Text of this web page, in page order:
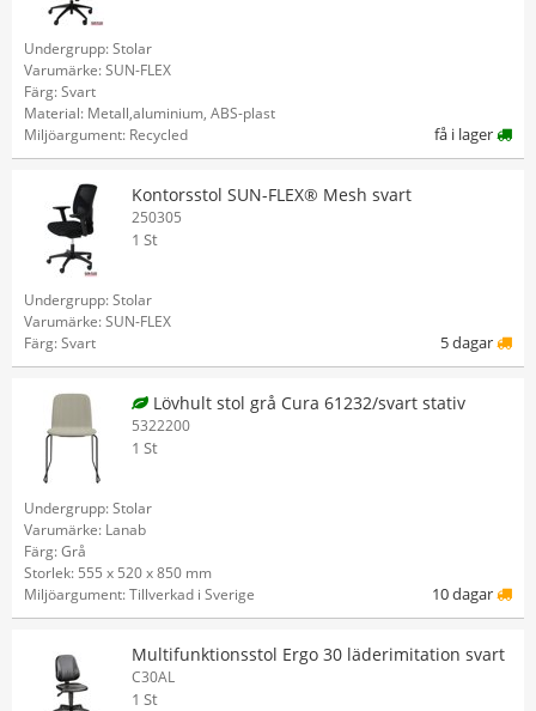
Undergrupp: Stolar
Varumärke: SUN-FLEX
Färg: Svart
Material: Metall,aluminium, ABS-plast
Miljöargument: Recycled
få i lager
Kontorsstol SUN-FLEX® Mesh svart
250305
1 St
Undergrupp: Stolar
Varumärke: SUN-FLEX
Färg: Svart
5 dagar
Lövhult stol grå Cura 61232/svart stativ
5322200
1 St
Undergrupp: Stolar
Varumärke: Lanab
Färg: Grå
Storlek: 555 x 520 x 850 mm
Miljöargument: Tillverkad i Sverige
10 dagar
Multifunktionsstol Ergo 30 läderimitation svart
C30AL
1 St